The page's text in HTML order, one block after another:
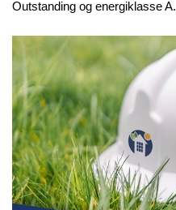
Outstanding og energiklasse A.